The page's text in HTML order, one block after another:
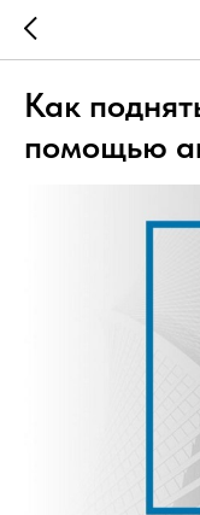
Как
помощью